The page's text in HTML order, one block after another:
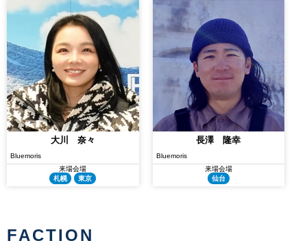
大川 奈々
Bluemoris
来場会場
札幌
東京
長澤 隆幸
Bluemoris
来場会場
仙台
FACTION